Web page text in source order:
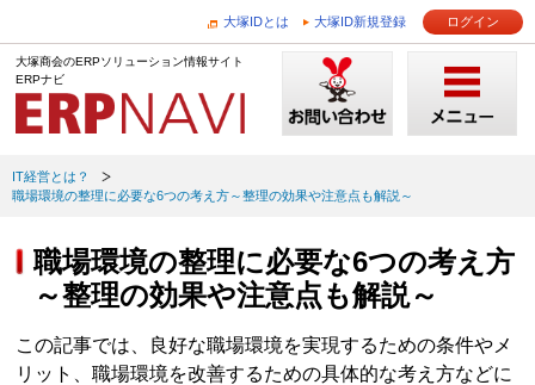
大塚IDとは 大塚ID新規登録 ログイン
大塚商会のERPソリューション情報サイト
ERPナビ
IT経営とは？
職場環境の整理に必要な6つの考え方～整理の効果や注意点も解説～
職場環境の整理に必要な6つの考え方
～整理の効果や注意点も解説～
この記事では、良好な職場環境を実現するための条件やメ
リット、職場環境を改善するための具体的な考え方などに